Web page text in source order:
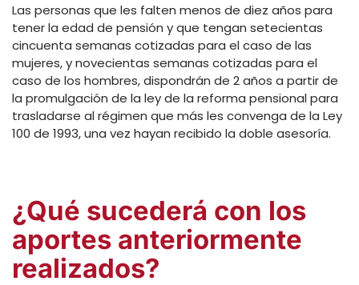
Las personas que les falten menos de diez años para
tener la edad de pensión y que tengan setecientas
cincuenta semanas cotizadas para el caso de las
mujeres, y novecientas semanas cotizadas para el
caso de los hombres, dispondrán de 2 años a partir de
la promulgación de la ley de la reforma pensional para
trasladarse al régimen que más les convenga de la Ley
100 de 1993, una vez hayan recibido la doble asesoría.
¿Qué sucederá con los
aportes anteriormente
realizados?